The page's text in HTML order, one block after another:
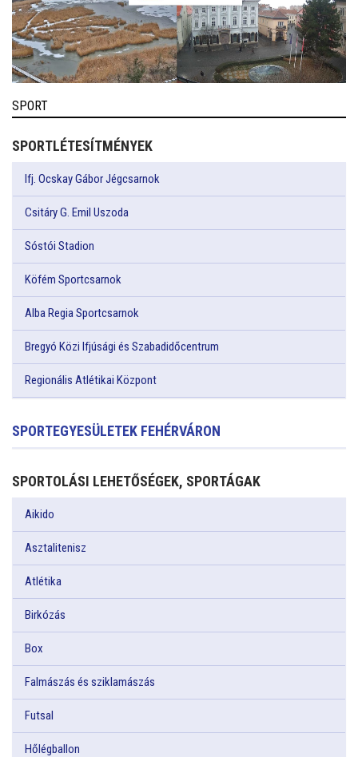
SPORT
SPORTLÉTESÍTMÉNYEK
Ifj. Ocskay Gábor Jégcsarnok
Csitáry G. Emil Uszoda
Sóstói Stadion
Köfém Sportcsarnok
Alba Regia Sportcsarnok
Bregyó Közi Ifjúsági és Szabadidőcentrum
Regionális Atlétikai Központ
SPORTEGYESÜLETEK FEHÉRVÁRON
SPORTOLÁSI LEHETŐSÉGEK, SPORTÁGAK
Aikido
Asztalitenisz
Atlétika
Birkózás
Box
Falmászás és sziklamászás
Futsal
Hőlégballon